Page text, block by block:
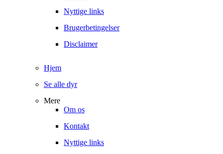
Nyttige links
Brugerbetingelser
Disclaimer
Hjem
Se alle dyr
Mere
Om os
Kontakt
Nyttige links